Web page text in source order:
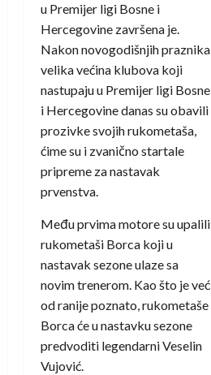
u Premijer ligi Bosne i
Hercegovine završena je.
Nakon novogodišnjih praznika
velika većina klubova koji
nastupaju u Premijer ligi Bosne
i Hercegovine danas su obavili
prozivke svojih rukometaša,
ćime su i zvanično startale
pripreme za nastavak
prvenstva.
Među prvima motore su upalili
rukometaši Borca koji u
nastavak sezone ulaze sa
novim trenerom. Kao što je već
od ranije poznato, rukometaše
Borca će u nastavku sezone
predvoditi legendarni Veselin
Vujović.